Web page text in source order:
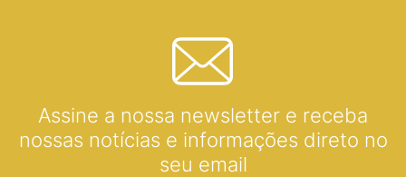
Assine a nossa newsletter e receba
nossas notícias e informações direto no
seu email